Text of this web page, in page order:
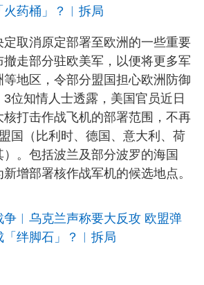
药桶」？︱拆局
取消原定部署至欧洲的一些重要
走部分驻欧美军，以便将更多军
地区，令部分盟国担心欧洲防御
位知情人士透露，美国官员近日
打击作战飞机的部署范围，不再
国（比利时、德国、意大利、荷
。包括波兰及部分波罗的海国
增部署核作战军机的候选地点。
争︱乌克兰声称要大反攻 欧盟弹
绊脚石」？︱拆局